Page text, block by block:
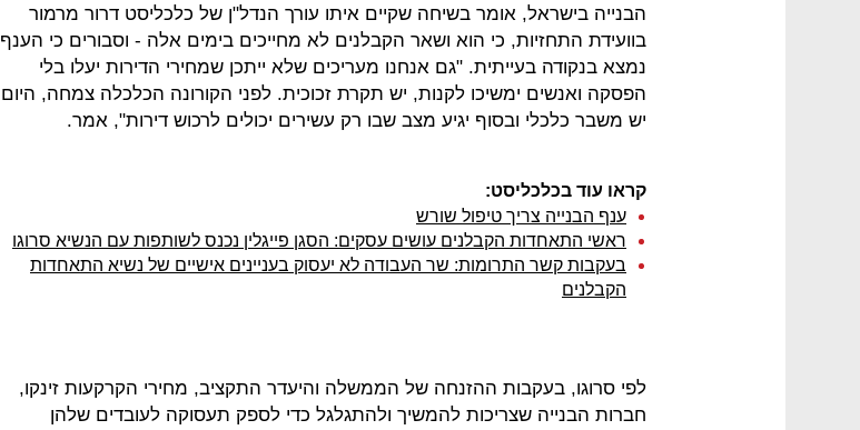
הבנייה בישראל, אומר בשיחה שקיים איתו עורך הנדל"ן של כלכליסט דרור מרמור
בוועידת התחזיות, כי הוא ושאר הקבלנים לא מחייכים בימים אלה - וסבורים כי הענף
נמצא בנקודה בעייתית. "גם אנחנו מעריכים שלא ייתכן שמחירי הדירות יעלו בלי
הפסקה ואנשים ימשיכו לקנות, יש תקרת זכוכית. לפני הקורונה הכלכלה צמחה, היום
יש משבר כלכלי ובסוף יגיע מצב שבו רק עשירים יכולים לרכוש דירות", אמר.
קראו עוד בכלכליסט:
ענף הבנייה צריך טיפול שורש
ראשי התאחדות הקבלנים עושים עסקים: הסגן פייגלין נכנס לשותפות עם הנשיא סרוגו
בעקבות קשר התרומות: שר העבודה לא יעסוק בעניינים אישיים של נשיא התאחדות
הקבלנים
לפי סרוגו, בעקבות ההזנחה של הממשלה והיעדר התקציב, מחירי הקרקעות זינקו,
חברות הבנייה שצריכות להמשיך ולהתגלגל כדי לספק תעסוקה לעובדים שלהן